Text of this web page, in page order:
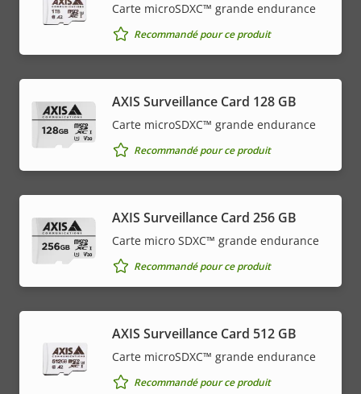
Carte microSDXC™ grande endurance
Recommandé pour ce produit
AXIS Surveillance Card 128 GB
Carte microSDXC™ grande endurance
Recommandé pour ce produit
AXIS Surveillance Card 256 GB
Carte micro SDXC™ grande endurance
Recommandé pour ce produit
AXIS Surveillance Card 512 GB
Carte microSDXC™ grande endurance
Recommandé pour ce produit